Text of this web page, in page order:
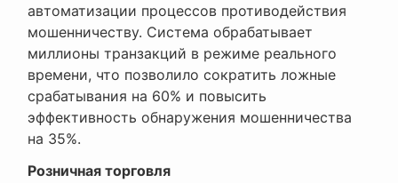
автоматизации процессов противодействия
мошенничеству. Система обрабатывает
миллионы транзакций в режиме реального
времени, что позволило сократить ложные
срабатывания на 60% и повысить
эффективность обнаружения мошенничества
на 35%.
Розничная торговля